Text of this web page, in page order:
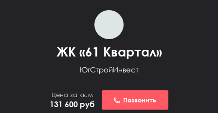
ЖК «61 Квартал»
ЮгСтройИнвест
Цена за кв.м
131 600 руб Позвонить